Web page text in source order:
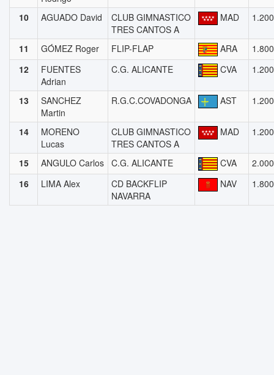
10 AGUADO David
CLUB GIMNASTICO
TRES CANTOS A
MAD 1.200
11 GÓMEZ Roger FLIP-FLAP ARA
1.800
12
FUENTES
Adrian
C.G. ALICANTE CVA 1.200
13
SANCHEZ
Martin
R.G.C.COVADONGA AST 1.200
14
MORENO
Lucas
CLUB GIMNASTICO
TRES CANTOS A
MAD 1.200
15 ANGULO Carlos C.G. ALICANTE CVA
2.000
16
LIMA Alex
CD BACKFLIP
NAVARRA
NAV 1.800